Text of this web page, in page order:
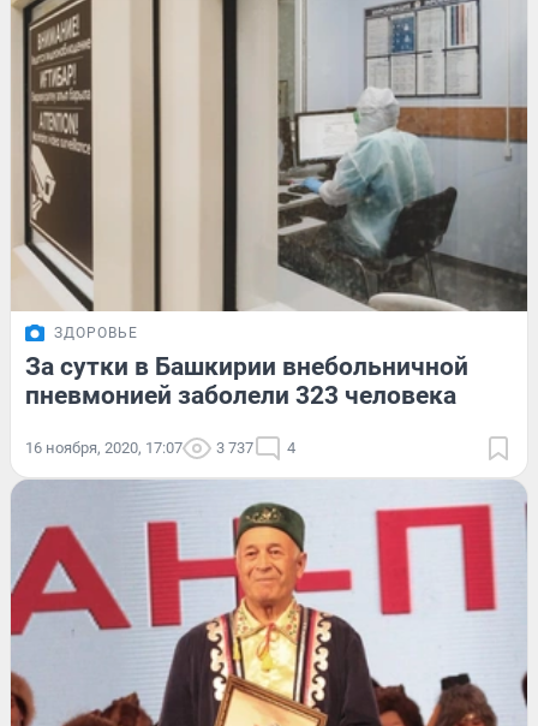
ЗДОРОВЬЕ
За сутки в Башкирии внебольничной
пневмонией заболели 323 человека
16 ноября, 2020, 17:07 3 737 4